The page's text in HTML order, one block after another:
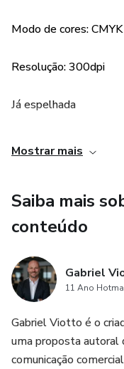
Modo de cores: CMYK
Resolução: 300dpi
Já espelhada
30 Mockups
Formato: PNG
Tamanho: 20 x 16,5
Modo de cores: RGB
Mostrar mais
Saiba mais
conteúdo
Gabriel
11 Ano
Gabriel Viotto é o
uma proposta autoral
comunicação